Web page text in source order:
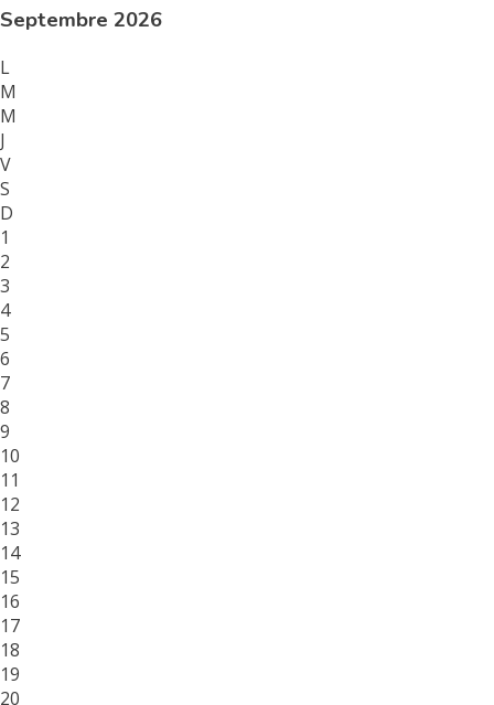
Septembre 2026
L
M
M
J
V
S
D
1
2
3
4
5
6
7
8
9
10
11
12
13
14
15
16
17
18
19
20